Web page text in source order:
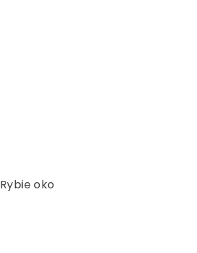
Rybie oko